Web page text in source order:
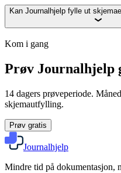
Kan Journalhjelp fylle ut
Kom i gang
Prøv Journalhjelp
14 dagers prøveperiode.
skjemautfylling.
Prøv gratis
Journalhjelp
Mindre tid på dokumentasjon,